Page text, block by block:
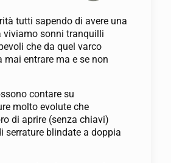
tutti sapendo di avere una
viviamo sonni tranquilli
che da quel varco
mai entrare ma e se non
contare su
molto evolute che
di aprire (senza chiavi)
serrature blindate a doppia